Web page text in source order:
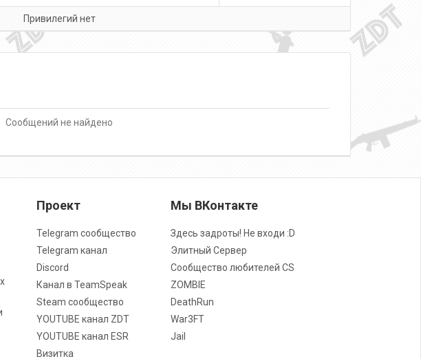
Привилегий нет
Сообщений не найдено
Проект
Telegram сообщество
Telegram канал
Discord
Канал в TeamSpeak
Steam сообщество
YOUTUBE канал ZDT
YOUTUBE канал ESR
Визитка
Мы ВКонтакте
Здесь задроты! Не входи :D
Элитный Сервер
Сообщество любителей CS
ZOMBIE
DeathRun
War3FT
Jail